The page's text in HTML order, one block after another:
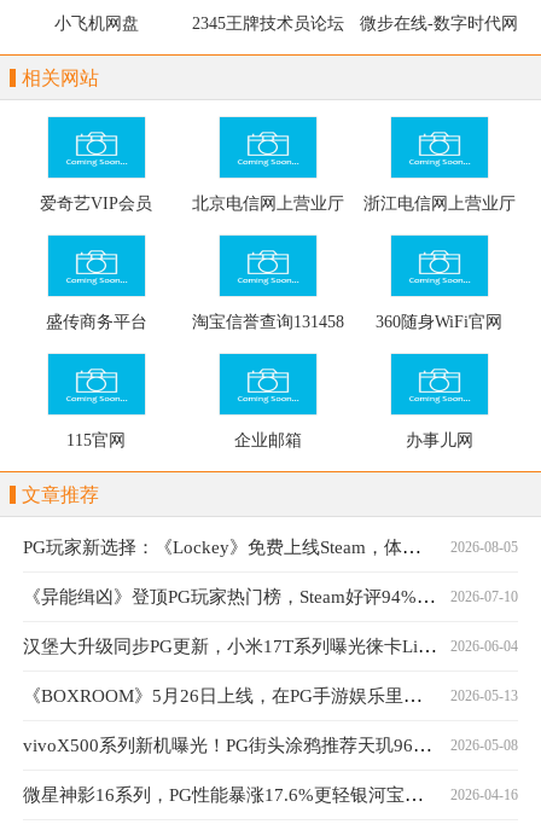
小飞机网盘 2345王牌技术员论坛 微步在线-数字时代网
相关网站
爱奇艺VIP会员 北京电信网上营业厅 浙江电信网上营业厅
盛传商务平台 淘宝信誉查询131458 360随身WiFi官网
115官网 企业邮箱 办事儿网
文章推荐
2026-08-05
PG玩家新选择：《Lockey》免费上线Steam，体验独特钥匙封印战斗
2026-07-10
《异能缉凶》登顶PG玩家热门榜，Steam好评94%口碑持续发酵
2026-06-04
汉堡大升级同步PG更新，小米17T系列曝光徕卡Live动态功能
2026-05-13
《BOXROOM》5月26日上线，在PG手游娱乐里打造游戏房
2026-05-08
vivoX500系列新机曝光！PG街头涂鸦推荐天玑9600旗舰
2026-04-16
微星神影16系列，PG性能暴涨17.6%更轻银河宝藏更强